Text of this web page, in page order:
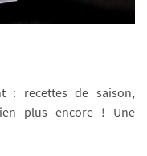
: recettes de saison,
plus encore ! Une